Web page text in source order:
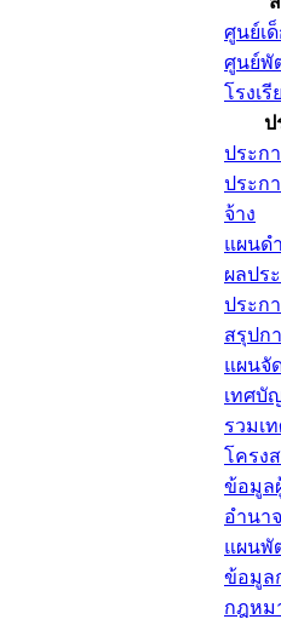
ศูนย์เ
ศูนย์พั
โรงเ
ป
ประก
ประก
จ้าง
แผนด
ผลปร
ประก
สรุปก
แผนจั
เทศบั
รวมเ
โครง
ข้อมูล
อำนา
แผนพั
ข้อมูล
กฎหม